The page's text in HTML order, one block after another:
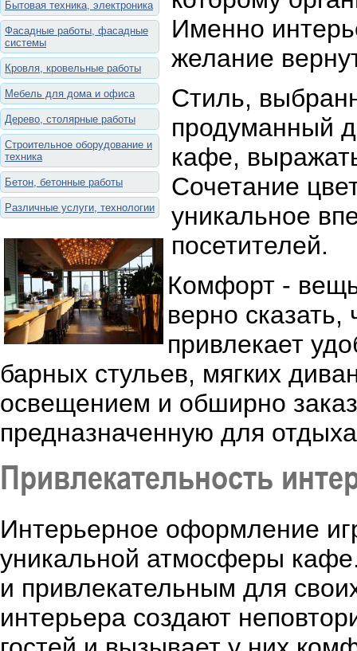
Бытовая техника, электроника
Фасадные работы, фасадные
системы
Кровля, кровельные работы
Мебель для дома и офиса
Дерево, столярные работы
Строительное оборудование и
техника
Бетон, бетонные работы
Различные услуги, технологии
Именно
желание
Стиль,
продуманный
кафе,
Сочетание
уникальное
посетителей.
Комфорт -
верно
привлекает
барных стульев, мягких
освещением и обширно
предназначенную для
Привлекательность
Интерьерное оформление
уникальной атмосферы
и привлекательным для
интерьера создают